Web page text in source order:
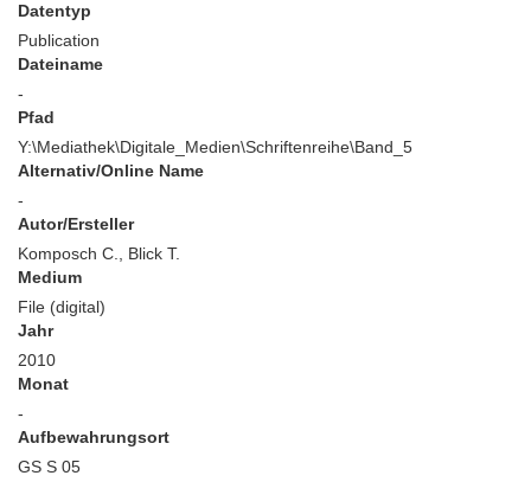
Datentyp
Publication
Dateiname
-
Pfad
Y:\Mediathek\Digitale_Medien\Schriftenreihe\Band_5
Alternativ/Online Name
-
Autor/Ersteller
Komposch C., Blick T.
Medium
File (digital)
Jahr
2010
Monat
-
Aufbewahrungsort
GS S 05